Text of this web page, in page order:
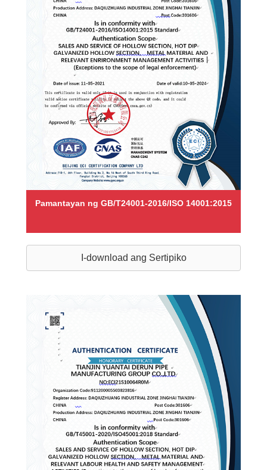
Pamantayan ng GB/T24001-2016/ISO 14001:2015
I-download ang Sertipiko